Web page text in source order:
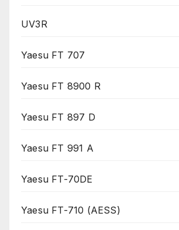
UV3R
Yaesu FT 707
Yaesu FT 8900 R
Yaesu FT 897 D
Yaesu FT 991 A
Yaesu FT-70DE
Yaesu FT-710 (AESS)